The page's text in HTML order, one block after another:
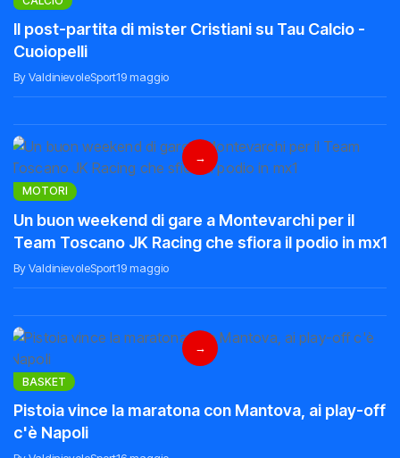
Il post-partita di mister Cristiani su Tau Calcio -
Cuoiopelli
By ValdinievoleSport19 maggio
→
MOTORI
Un buon weekend di gare a Montevarchi per il
Team Toscano JK Racing che sfiora il podio in mx1
By ValdinievoleSport19 maggio
→
BASKET
Pistoia vince la maratona con Mantova, ai play-off
c'è Napoli